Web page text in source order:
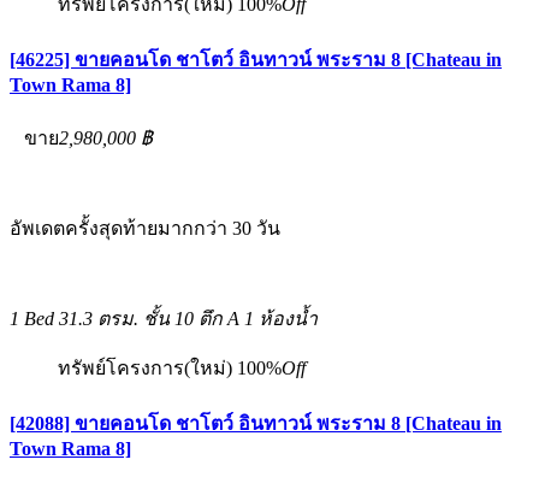
ทรัพย์โครงการ(ใหม่) 100%Off
[46225] ขายคอนโด ชาโตว์ อินทาวน์ พระราม 8 [Chateau in
Town Rama 8]
ขาย2,980,000 ฿
อัพเดตครั้งสุดท้ายมากกว่า 30 วัน
1 Bed 31.3 ตรม. ชั้น 10 ตึก A 1 ห้องน้ำ
ทรัพย์โครงการ(ใหม่) 100%Off
[42088] ขายคอนโด ชาโตว์ อินทาวน์ พระราม 8 [Chateau in
Town Rama 8]